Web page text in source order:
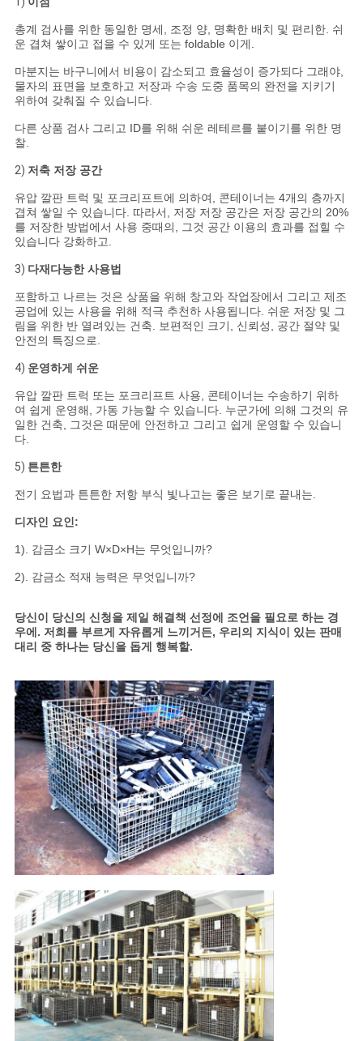
총계 검사를 위한 동일한 명세, 조정 양, 명확한 배치 및 편리한. 쉬
운 겹쳐 쌓이고 접을 수 있게 또는 foldable 이게.
마분지는 바구니에서 비용이 감소되고 효율성이 증가되다 그래야,
물자의 표면을 보호하고 저장과 수송 도중 품목의 완전을 지키기
위하여 갖춰질 수 있습니다.
다른 상품 검사 그리고 ID를 위해 쉬운 레테르를 붙이기를 위한 명
찰.
2) 저축 저장 공간
유압 깔판 트럭 및 포크리프트에 의하여, 콘테이너는 4개의 층까지
겹쳐 쌓일 수 있습니다. 따라서, 저장 저장 공간은 저장 공간의 20%
를 저장한 방법에서 사용 중때의, 그것 공간 이용의 효과를 접힐 수
있습니다 강화하고.
3) 다재다능한 사용법
포함하고 나르는 것은 상품을 위해 창고와 작업장에서 그리고 제조
공업에 있는 사용을 위해 적극 추천하 사용됩니다. 쉬운 저장 및 그
림을 위한 반 열려있는 건축. 보편적인 크기, 신뢰성, 공간 절약 및
안전의 특징으로.
4) 운영하게 쉬운
유압 깔판 트럭 또는 포크리프트 사용, 콘테이너는 수송하기 위하
여 쉽게 운영해, 가동 가능할 수 있습니다. 누군가에 의해 그것의 유
일한 건축, 그것은 때문에 안전하고 그리고 쉽게 운영할 수 있습니
다.
5) 튼튼한
전기 요법과 튼튼한 저항 부식 빛나고는 좋은 보기로 끝내는.
디자인 요인:
1). 감금소 크기 W×D×H는 무엇입니까?
2). 감금소 적재 능력은 무엇입니까?
당신이 당신의 신청을 제일 해결책 선정에 조언을 필요로 하는 경
우에. 저희를 부르게 자유롭게 느끼거든, 우리의 지식이 있는 판매
대리 중 하나는 당신을 돕게 행복할.